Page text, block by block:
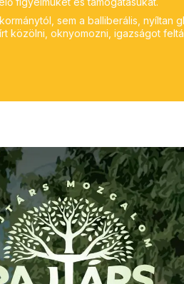
sem a balliberális, nyíltan
közölni, oknyomozni, igazságot